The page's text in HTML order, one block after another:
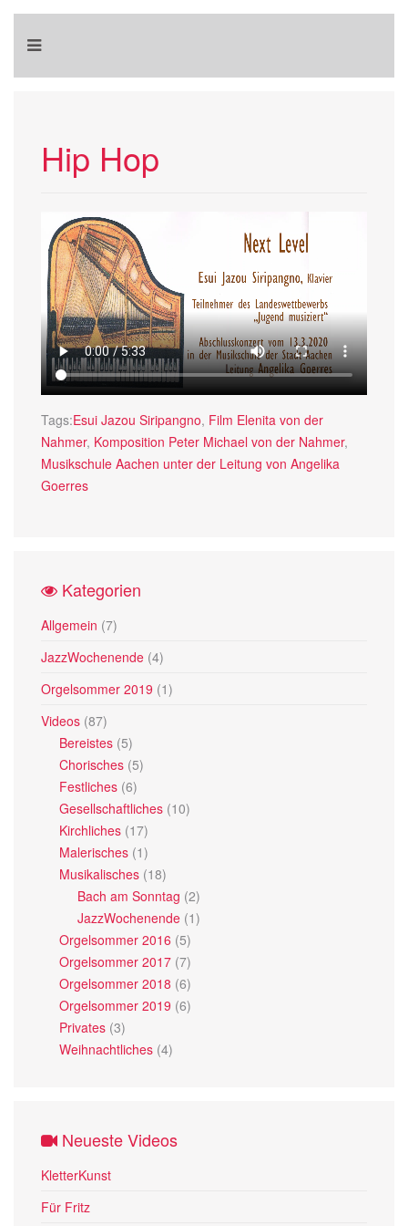
Hip Hop
Tags:Esui Jazou Siripangno, Film Elenita von der
Nahmer, Komposition Peter Michael von der Nahmer,
Musikschule Aachen unter der Leitung von Angelika
Goerres
Kategorien
Allgemein (7)
JazzWochenende (4)
Orgelsommer 2019 (1)
Videos (87)
Bereistes (5)
Chorisches (5)
Festliches (6)
Gesellschaftliches (10)
Kirchliches (17)
Malerisches (1)
Musikalisches (18)
Bach am Sonntag (2)
JazzWochenende (1)
Orgelsommer 2016 (5)
Orgelsommer 2017 (7)
Orgelsommer 2018 (6)
Orgelsommer 2019 (6)
Privates (3)
Weihnachtliches (4)
Neueste Videos
KletterKunst
Für Fritz